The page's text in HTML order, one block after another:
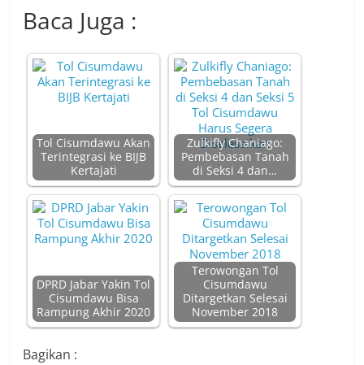
Baca Juga :
Tol Cisumdawu Akan
Terintegrasi ke BIJB
Kertajati
Zulkifly Chaniago:
Pembebasan Tanah
di Seksi 4 dan…
DPRD Jabar Yakin Tol
Cisumdawu Bisa
Rampung Akhir 2020
Terowongan Tol
Cisumdawu
Ditargetkan Selesai
November 2018
Bagikan :